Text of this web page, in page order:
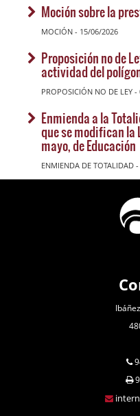
Moción sobre la
MOCIÓN - 15/06/2026
Proposición no de
actividad del
PROPOSICIÓN NO DE LEY
Enmienda a la
que se modifican
mayo, de Educación
ENMIENDA DE TOTALIDAD